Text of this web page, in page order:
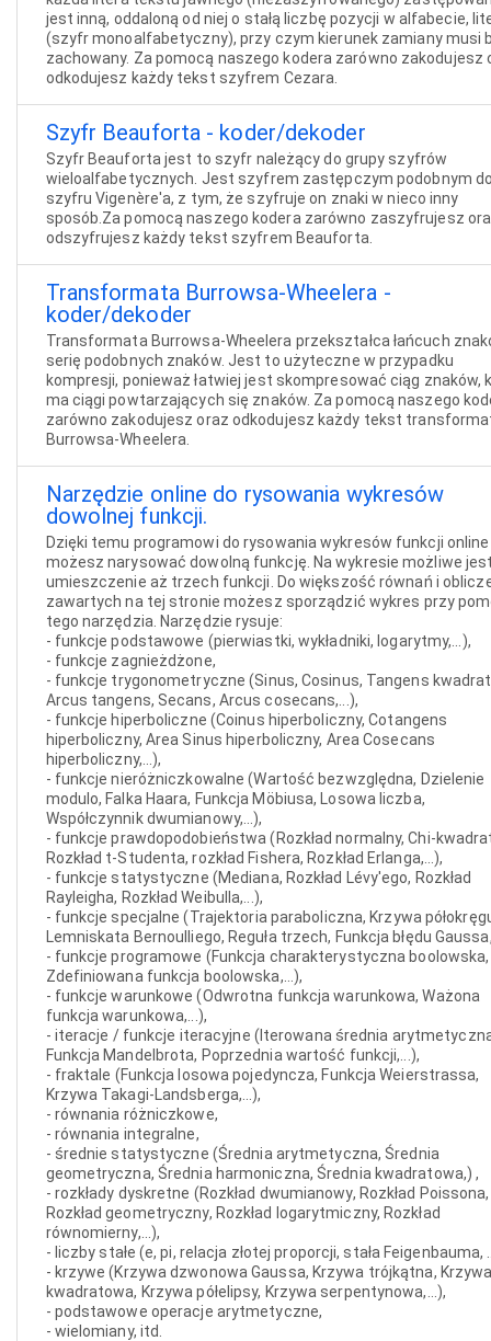
jest inną, oddaloną od niej o stałą liczbę pozycji w alfabecie,
(szyfr monoalfabetyczny), przy czym kierunek zamiany musi
zachowany. Za pomocą naszego kodera zarówno zakodujesz
odkodujesz każdy tekst szyfrem Cezara.
Szyfr Beauforta - koder/dekoder
Szyfr Beauforta jest to szyfr należący do grupy szyfrów
wieloalfabetycznych. Jest szyfrem zastępczym podobnym
szyfru Vigenère'a, z tym, że szyfruje on znaki w nieco inny
sposób.Za pomocą naszego kodera zarówno zaszyfrujesz
odszyfrujesz każdy tekst szyfrem Beauforta.
Transformata Burrowsa-Wheelera -
koder/dekoder
Transformata Burrowsa-Wheelera przekształca łańcuch
serię podobnych znaków. Jest to użyteczne w przypadku
kompresji, ponieważ łatwiej jest skompresować ciąg znaków,
ma ciągi powtarzających się znaków. Za pomocą naszego
zarówno zakodujesz oraz odkodujesz każdy tekst
Burrowsa-Wheelera.
Narzędzie online do rysowania wykresów
dowolnej funkcji.
Dzięki temu programowi do rysowania wykresów funkcji online
możesz narysować dowolną funkcję. Na wykresie możliwe
umieszczenie aż trzech funkcji. Do większość równań i
zawartych na tej stronie możesz sporządzić wykres przy
tego narzędzia. Narzędzie rysuje:
- funkcje podstawowe (pierwiastki, wykładniki, logarytmy,...),
- funkcje zagnieżdżone,
- funkcje trygonometryczne (Sinus, Cosinus, Tangens
Arcus tangens, Secans, Arcus cosecans,...),
- funkcje hiperboliczne (Coinus hiperboliczny, Cotangens
hiperboliczny, Area Sinus hiperboliczny, Area Cosecans
hiperboliczny,...),
- funkcje nieróżniczkowalne (Wartość bezwzględna, Dzielenie
modulo, Falka Haara, Funkcja Möbiusa, Losowa liczba,
Współczynnik dwumianowy,...),
- funkcje prawdopodobieństwa (Rozkład normalny, Chi-
Rozkład t-Studenta, rozkład Fishera, Rozkład Erlanga,...),
- funkcje statystyczne (Mediana, Rozkład Lévy'ego, Rozkład
Rayleigha, Rozkład Weibulla,...),
- funkcje specjalne (Trajektoria paraboliczna, Krzywa
Lemniskata Bernoulliego, Reguła trzech, Funkcja błędu
- funkcje programowe (Funkcja charakterystyczna boolowska,
Zdefiniowana funkcja boolowska,...),
- funkcje warunkowe (Odwrotna funkcja warunkowa, Ważona
funkcja warunkowa,...),
- iteracje / funkcje iteracyjne (Iterowana średnia
Funkcja Mandelbrota, Poprzednia wartość funkcji,...),
- fraktale (Funkcja losowa pojedyncza, Funkcja Weierstrassa,
Krzywa Takagi-Landsberga,...),
- równania różniczkowe,
- równania integralne,
- średnie statystyczne (Średnia arytmetyczna, Średnia
geometryczna, Średnia harmoniczna, Średnia kwadratowa,) ,
- rozkłady dyskretne (Rozkład dwumianowy, Rozkład Poissona,
Rozkład geometryczny, Rozkład logarytmiczny, Rozkład
równomierny,...),
- liczby stałe (e, pi, relacja złotej proporcji, stała Feigenbauma,
- krzywe (Krzywa dzwonowa Gaussa, Krzywa trójkątna,
kwadratowa, Krzywa półelipsy, Krzywa serpentynowa,...),
- podstawowe operacje arytmetyczne,
- wielomiany, itd.